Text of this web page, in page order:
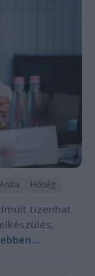
Hőség
tizenhat